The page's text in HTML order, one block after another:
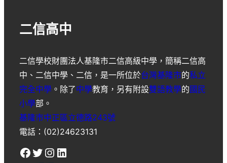
二信高中
二信學校財團法人基隆市二信高級中學 ，簡稱二信高
中 、 二信中學 、 二信 ，是一所位於台灣基隆市的私立
完全中學 。除了中學教育，另有附設雙語教學的國民
小學部。
基隆市中正區立德路243號
電話：(02)24623131
Facebook Twitter Instagram LinkedIn